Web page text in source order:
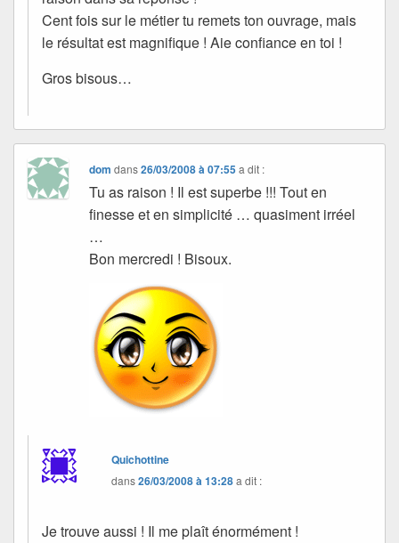
Cent fois sur le métier tu remets ton ouvrage, mais
le résultat est magnifique ! Aie confiance en toi !
Gros bisous…
dom dans26/03/2008 à 07:55 a dit :
Tu as raison ! Il est superbe !!! Tout en
finesse et en simplicité … quasiment irréel
…
Bon mercredi ! Bisoux.
Quichottine
dans26/03/2008 à 13:28a dit :
Je trouve aussi ! Il me plaît énormément !